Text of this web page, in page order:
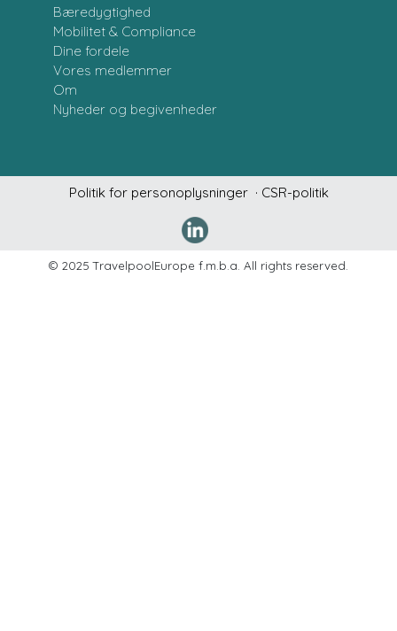
Bæredygtighed
Mobilitet & Compliance
Dine fordele
Vores medlemmer
Om
Nyheder og begivenheder
Politik for personoplysninger · CSR-politik
© 2025 TravelpoolEurope f.m.b.a. All rights reserved.